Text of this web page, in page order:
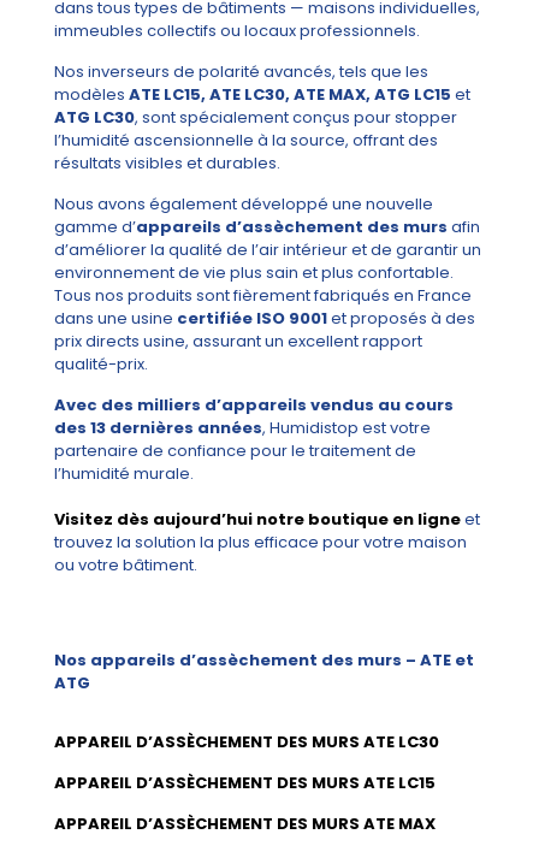
dans tous types de bâtiments — maisons individuelles,
immeubles collectifs ou locaux professionnels.
Nos inverseurs de polarité avancés, tels que les
modèles ATE LC15, ATE LC30, ATE MAX, ATG LC15 et
ATG LC30, sont spécialement conçus pour stopper
l’humidité ascensionnelle à la source, offrant des
résultats visibles et durables.
Nous avons également développé une nouvelle
gamme d’appareils d’assèchement des murs afin
d’améliorer la qualité de l’air intérieur et de garantir un
environnement de vie plus sain et plus confortable.
Tous nos produits sont fièrement fabriqués en France
dans une usine certifiée ISO 9001et proposés à des
prix directs usine, assurant un excellent rapport
qualité-prix.
Avec des milliers d’appareils vendus au cours
des 13 dernières années, Humidistop est votre
partenaire de confiance pour le traitement de
l’humidité murale.
Visitez dès aujourd’hui notre boutique en ligneet
trouvez la solution la plus efficace pour votre maison
ou votre bâtiment.
Nos appareils d’assèchement des murs – ATE et
ATG
APPAREIL D’ASSÈCHEMENT DES MURS ATE LC30
APPAREIL D’ASSÈCHEMENT DES MURS ATE LC15
APPAREIL D’ASSÈCHEMENT DES MURS ATE MAX